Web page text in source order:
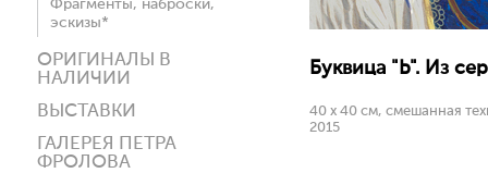
Фрагменты, наброски,
эскизы*
ОРИГИНАЛЫ В
НАЛИЧИИ
ВЫСТАВКИ
ГАЛЕРЕЯ ПЕТРА
ФРОЛОВА
Буквица "Ь". Из
40 х 40 см, смешанная
2015